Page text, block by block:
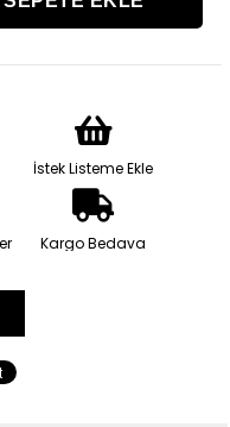
İstek Listeme Ekle
Kargo Bedava